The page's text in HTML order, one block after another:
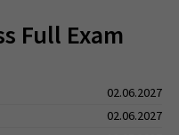
Full Exam
02.06.2027
02.06.2027